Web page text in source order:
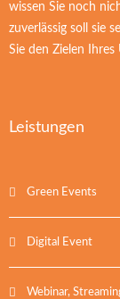
wissen Sie noch
zuverlässig soll sie
Sie den Zielen
Leistungen
Green Events
Digital Event
Webinar,